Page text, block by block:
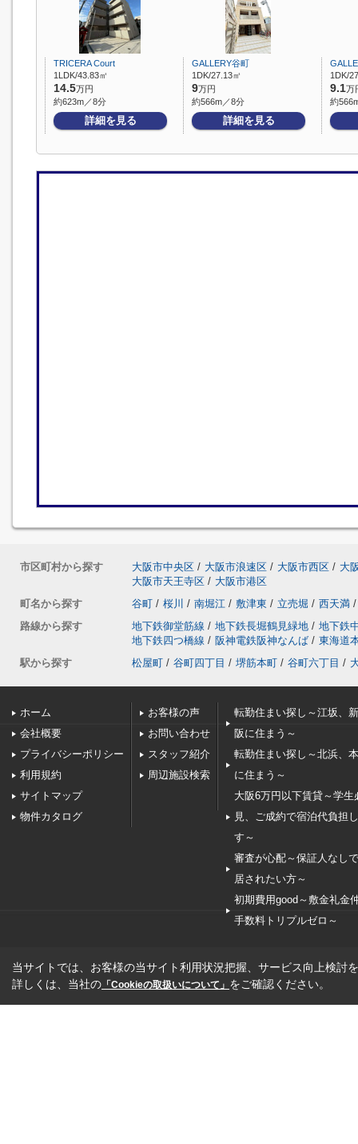
TRICERA Court
1LDK/43.83㎡
14.5万円
約623m／8分
詳細を見る
GALLERY谷町
1DK/27.13㎡
9万円
約566m／8分
詳細を見る
1DK/
9.1万
約
市区町村から探す 大阪市中央区 / 大阪市浪速区 / 大阪市西区 / 大
大阪市天王寺区 / 大阪市港区
町名から探す
谷町 / 桜川 / 南堀江 / 敷津東 / 立売堀 / 西天満 /
路線から探す
地下鉄御堂筋線 / 地下鉄長堀鶴見緑地 / 地下鉄
地下鉄四つ橋線 / 阪神電鉄阪神なんば / 東海道
駅から探す
松屋町 / 谷町四丁目 / 堺筋本町 / 谷町六丁目 /
ホーム
会社概要
プライバシーポリシー
利用規約
サイトマップ
物件カタログ
お客様の声
お問い合わせ
スタッフ紹介
周辺施設検索
転勤住まい探し～江坂、
阪に住まう～
転勤住まい探し～北浜、
に住まう～
大阪6万円以下賃貸～学生
見、ご成約で宿泊代負担
す～
審査が心配～保証人なし
居されたい方～
初期費用good～敷金礼金
手数料トリプルゼロ～
当サイトでは、お客様の当サイト利用状況把握、サービス向上検討
詳しくは、当社の 「Cookieの取扱いについて」 をご確認ください。